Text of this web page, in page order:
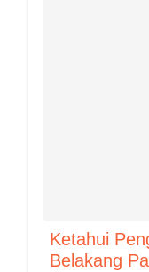
Ketahui
Belakang